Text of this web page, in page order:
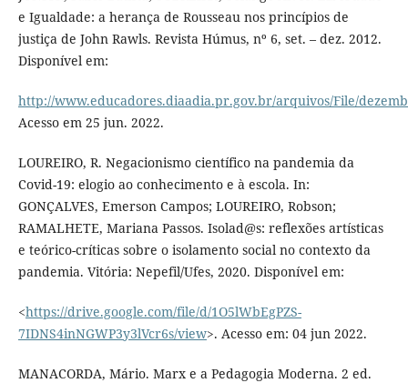
e Igualdade: a herança de Rousseau nos princípios de
justiça de John Rawls. Revista Húmus, nº 6, set. – dez. 2012.
Disponível em:
http://www.educadores.diaadia.pr.gov.br/arquivos/File/
Acesso em 25 jun. 2022.
LOUREIRO, R. Negacionismo científico na pandemia da
Covid-19: elogio ao conhecimento e à escola. In:
GONÇALVES, Emerson Campos; LOUREIRO, Robson;
RAMALHETE, Mariana Passos. Isolad@s: reflexões artísticas
e teórico-críticas sobre o isolamento social no contexto da
pandemia. Vitória: Nepefil/Ufes, 2020. Disponível em:
<https://drive.google.com/file/d/1O5lWbEgPZS-
7IDNS4inNGWP3y3lVcr6s/view>. Acesso em: 04 jun 2022.
MANACORDA, Mário. Marx e a Pedagogia Moderna. 2 ed.